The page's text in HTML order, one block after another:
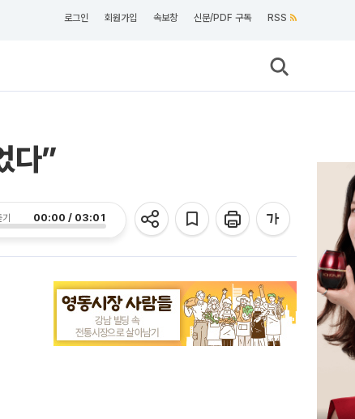
로그인 회원가입 속보창 신문/PDF 구독 RSS
다”
기 00:00 / 03:01